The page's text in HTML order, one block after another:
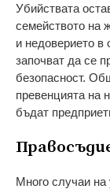
Убийствата
семейството на
и недоверието в
започват да се
безопасност.
превенцията на
бъдат
Много случаи на